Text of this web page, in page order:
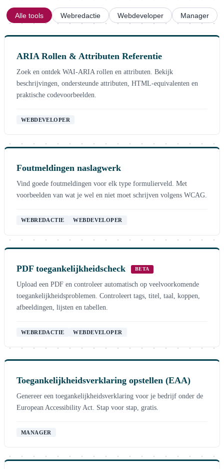
Alle tools Webredactie Webdeveloper Manager
ARIA Rollen & Attributen Referentie
Zoek en ontdek WAI-ARIA rollen en attributen. Bekijk
beschrijvingen, ondersteunde attributen, HTML-equivalenten en
praktische codevoorbeelden.
WEBDEVELOPER
Foutmeldingen naslagwerk
Vind goede foutmeldingen voor elk type formulierveld. Met
voorbeelden van wat je wel en niet moet schrijven volgens WCAG.
WEBREDACTIE WEBDEVELOPER
PDF toegankelijkheidscheck BETA
Upload een PDF en controleer automatisch op veelvoorkomende
toegankelijkheidsproblemen. Controleert tags, titel, taal, koppen,
afbeeldingen, lijsten en tabellen.
WEBREDACTIE WEBDEVELOPER
Toegankelijkheidsverklaring opstellen (EAA)
Genereer een toegankelijkheidsverklaring voor je bedrijf onder de
European Accessibility Act. Stap voor stap, gratis.
MANAGER